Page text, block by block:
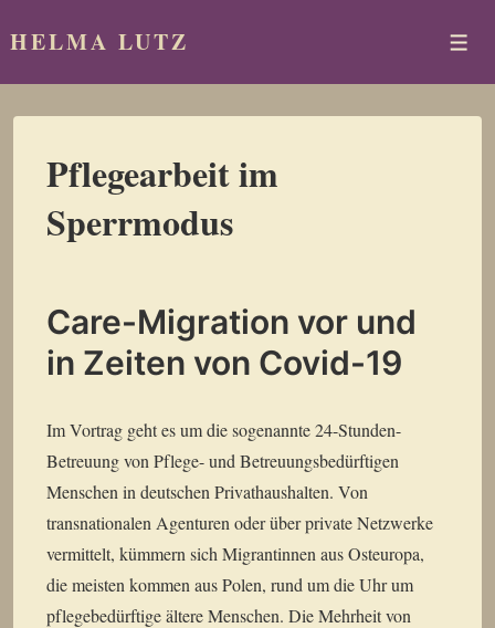
Zum
HELMA LUTZ
Pflegearbeit im
Sperrmodus
Care-Migration vor und
in Zeiten von Covid-19
Im Vortrag geht es um die sogenannte 24-Stunden-
Betreuung von Pflege- und Betreuungsbedürftigen
Menschen in deutschen Privathaushalten. Von
transnationalen Agenturen oder über private Netzwerke
vermittelt, kümmern sich Migrantinnen aus Osteuropa,
die meisten kommen aus Polen, rund um die Uhr um
pflegebedürftige ältere Menschen. Die Mehrheit von